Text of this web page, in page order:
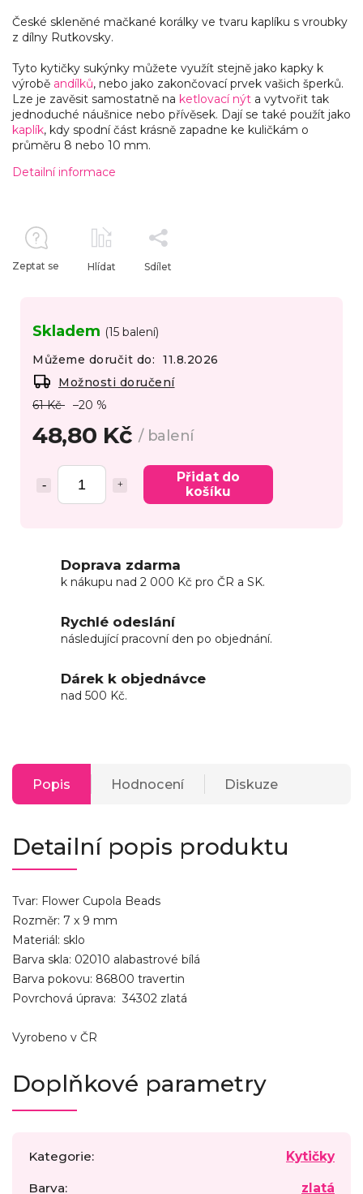
61 Kč –20 %
48,80 Kč/ balení
Přidat do
košíku
Skladem (15 balení)
Můžeme doručit do:
11.8.2026
Možnosti doručení
České skleněné mačkané korálky ve tvaru kaplíku s vroubky
z dílny Rutkovsky.
Tyto kytičky sukýnky můžete využít stejně jako kapky k
výrobě andílků, nebo jako zakončovací prvek vašich šperků.
Lze je zavěsit samostatně na ketlovací nýt a vytvořit tak
jednoduché náušnice nebo přívěsek. Dají se také použít jako
kaplík, kdy spodní část krásně zapadne ke kuličkám o
průměru 8 nebo 10 mm.
Detailní informace
Zeptat se Hlídat Sdílet
Doprava zdarma
k nákupu nad 2 000 Kč pro ČR a SK.
Rychlé odeslání
následující pracovní den po objednání.
Dárek k objednávce
nad 500 Kč.
Popis Hodnocení Diskuze
Detailní popis produktu
Tvar: Flower Cupola Beads
Rozměr: 7 x 9 mm
Materiál: sklo
Barva skla: 02010 alabastrové bílá
Barva pokovu: 86800 travertin
Povrchová úprava: 34302 zlatá
Vyrobeno v ČR
Doplňkové parametry
Kategorie: Kytičky
Barva: zlatá